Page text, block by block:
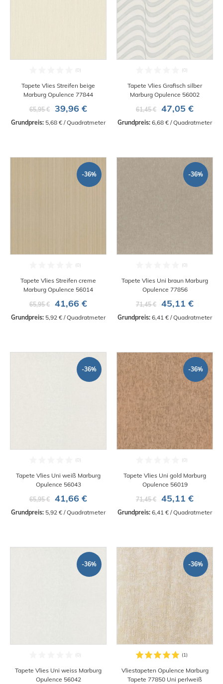
Tapete Vlies Streifen beige
Marburg Opulence 77844
65,95 €
39,96 €
Grundpreis: 5,68 € / Quadratmeter
Tapete Vlies Grafisch silber
Marburg Opulence 56002
61,45 €
47,05 €
Grundpreis: 6,68 € / Quadratmeter
-36%
Tapete Vlies Streifen creme
Marburg Opulence 56014
65,95 €
41,66 €
Grundpreis: 5,92 € / Quadratmeter
-36%
Tapete Vlies Uni braun Marburg
Opulence 77856
71,45 €
45,11 €
Grundpreis: 6,41 € / Quadratmeter
-36%
Tapete Vlies Uni weiß Marburg
Opulence 56043
65,95 €
41,66 €
Grundpreis: 5,92 € / Quadratmeter
-36%
Tapete Vlies Uni gold Marburg
Opulence 56019
71,45 €
45,11 €
Grundpreis: 6,41 € / Quadratmeter
-36%
Tapete Vlies Uni weiss Marburg
Opulence 56042
-36%
Vliestapeten Opulence Marburg
Tapete 77850 Uni perlweiß